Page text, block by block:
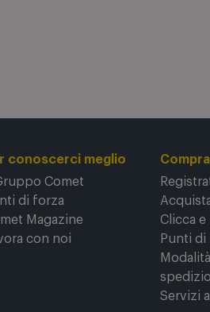
conoscerci meglio
Comet
di forza
Magazine
Clicca e
Punti di